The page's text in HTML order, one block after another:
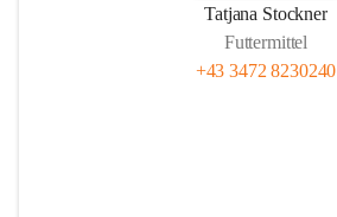
Tatjana Stockner
Futtermittel
+43 3472 8230240